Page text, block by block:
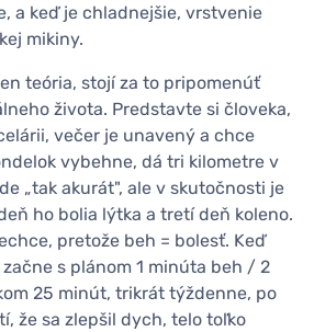
a keď je chladnejšie, vrstvenie
mikiny.
teória, stojí za to pripomenúť
života. Predstavte si človeka,
večer je unavený a chce
vybehne, dá tri kilometre v
„tak akurát", ale v skutočnosti je
ho bolia lýtka a tretí deň koleno.
pretože beh = bolesť. Keď
s plánom 1 minúta beh / 2
25 minút, trikrát týždenne, po
že sa zlepšil dych, telo toľko